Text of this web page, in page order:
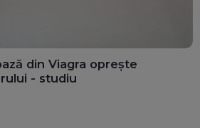
din Viagra oprește
- studiu